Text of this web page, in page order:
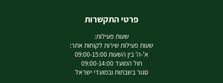
פרטי התקשרות
שעות פעילות:
שעות פעילות שירות לקוחות אתר:
א'-ה' בין השעות 09:00-15:00
חול המועד 09:00-14:00
סגור בשבתות ובמועדי ישראל